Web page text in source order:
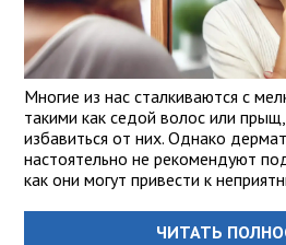
Многие из нас сталкиваются с
такими как седой волос или
избавиться от них. Однако
настоятельно не рекомендуют
как они могут привести к
ЧИТАТЬ